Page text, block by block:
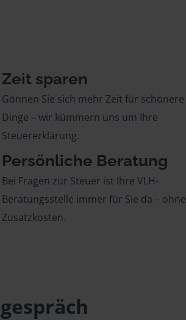
Zeit sparen
Gönnen Sie sich mehr Zeit für schönere
Dinge – wir kümmern uns um Ihre
Steuererklärung.
Persönliche Beratung
Bei Fragen zur Steuer ist Ihre VLH-
Beratungsstelle immer für Sie da – ohne
Zusatzkosten.